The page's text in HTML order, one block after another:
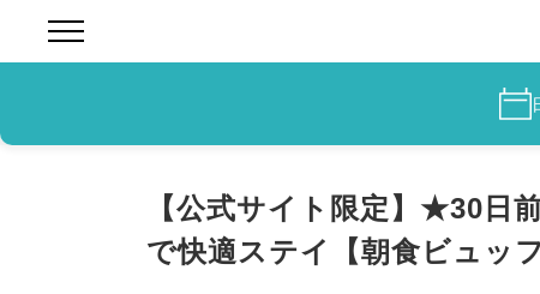
【公式サイト限定】★30日
で快適ステイ【朝食ビュッ